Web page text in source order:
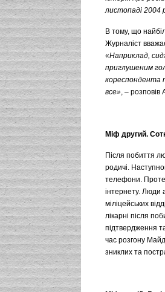
листопаді 2004
В тому, що
Журналіст
«Наприклад,
приглушеним
кореспондента
все», – розповів
Міф другий.
Після побиття
родичі.
телефони. Проте
інтернету. Люди
міліцейських
лікарні після
підтвердження
час розгону
зниклих та